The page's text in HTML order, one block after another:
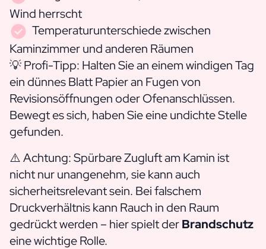
Wind herrscht
Temperaturunterschiede zwischen
Kaminzimmer und anderen Räumen
💡 Profi-Tipp: Halten Sie an einem windigen Tag
ein dünnes Blatt Papier an Fugen von
Revisionsöffnungen oder Ofenanschlüssen.
Bewegt es sich, haben Sie eine undichte Stelle
gefunden.
⚠️ Achtung: Spürbare Zugluft am Kamin ist
nicht nur unangenehm, sie kann auch
sicherheitsrelevant sein. Bei falschem
Druckverhältnis kann Rauch in den Raum
gedrückt werden – hier spielt derBrandschutz
eine wichtige Rolle.